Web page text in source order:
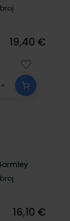
19,40 €
16,10 €